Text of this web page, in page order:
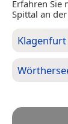
Erfahren Sie
Spittal an
Klagenfurt